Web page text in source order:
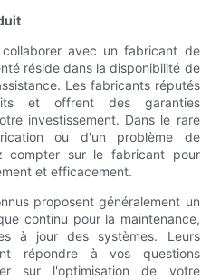
avec un fabricant de
réside dans la disponibilité de
Les fabricants réputés
et offrent des garanties
investissement. Dans le rare
ou d'un problème de
compter sur le fabricant pour
et efficacement.
proposent généralement un
continu pour la maintenance,
à jour des systèmes. Leurs
répondre à vos questions
sur l'optimisation de votre